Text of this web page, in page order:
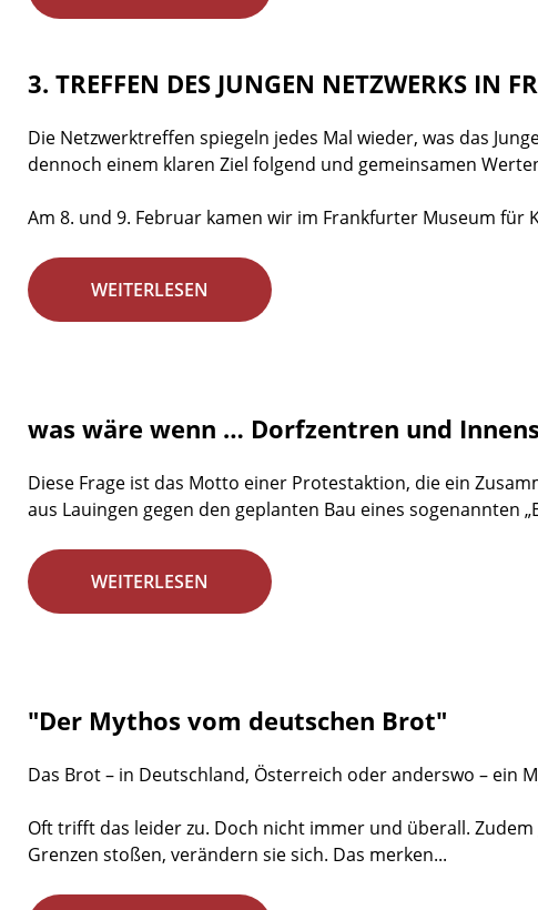
3. TREFFEN DES JUNGEN NETZWERKS IN
Die Netzwerktreffen spiegeln jedes Mal wieder, was das
dennoch einem klaren Ziel folgend und gemeinsamen
Am 8. und 9. Februar kamen wir im Frankfurter Museum für
WEITERLESEN
was wäre wenn … Dorfzentren und
Diese Frage ist das Motto einer Protestaktion, die ein
aus Lauingen gegen den geplanten Bau eines sogenannten
WEITERLESEN
"Der Mythos vom deutschen Brot"
Das Brot – in Deutschland, Österreich oder anderswo – ein
Oft trifft das leider zu. Doch nicht immer und überall.
Grenzen stoßen, verändern sie sich. Das merken...